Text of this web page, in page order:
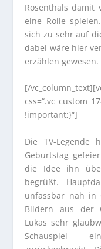
Rosenthals damit
eine Rolle
sich zu sehr auf
dabei wäre hier
erzählen gewesen.
[/
!important;}“]
Die TV-Legende
Geburtstag
die Idee ihn
begrüßt.
unfassbar nah in
Bildern aus der
Lukas sehr
Schauspiel